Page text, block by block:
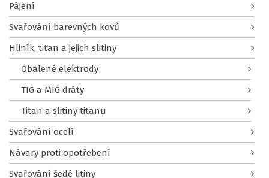
Pájení
Svařování barevných kovů
Hliník, titan a jejich slitiny
Obalené elektrody
TIG a MIG dráty
Titan a slitiny titanu
Svařování ocelí
Návary proti opotřebení
Svařování šedé litiny